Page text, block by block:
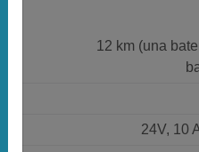
12 km (una
24V, 10